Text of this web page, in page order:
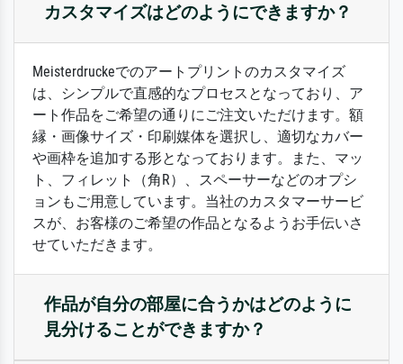
カスタマイズはどのようにできますか？
Meisterdruckeでのアートプリントのカスタマイズ
は、シンプルで直感的なプロセスとなっており、ア
ート作品をご希望の通りにご注文いただけます。額
縁・画像サイズ・印刷媒体を選択し、適切なカバー
や画枠を追加する形となっております。また、マッ
ト、フィレット（角R）、スペーサーなどのオプシ
ョンもご用意しています。当社のカスタマーサービ
スが、お客様のご希望の作品となるようお手伝いさ
せていただきます。
作品が自分の部屋に合うかはどのように
見分けることができますか？